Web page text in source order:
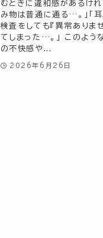
むときに違和感があるけれ
み物は普通に通る…。」「
検査をしても『異常ありま
てしまった…。」 このよう
の不快感や...
2026年6月26日